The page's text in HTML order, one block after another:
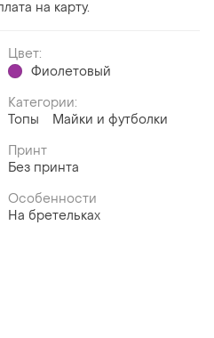
на карту.
Цвет:
Фиолетовый
Категории:
Топы
Майки и футболки
Принт
Без принта
Особенности
На бретельках